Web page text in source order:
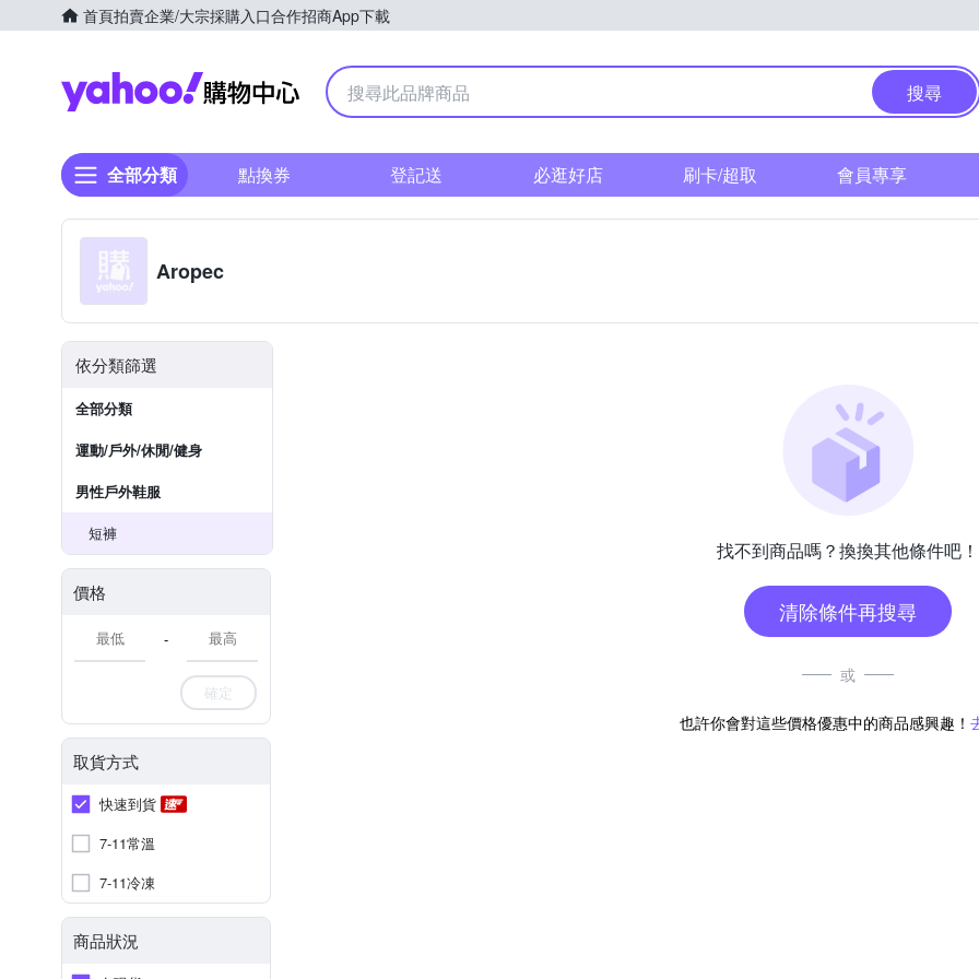
首頁拍賣企業/大宗採購入口合作招商App下載
Yahoo購物中心
搜尋
全部分類 點換券 登記送 必逛好店 刷卡/超取 會員專享
Aropec
依分類篩選
全部分類
運動/戶外/休閒/健身
男性戶外鞋服
短褲
價格
-
確定
取貨方式
快速到貨
7-11常溫
7-11冷凍
商品狀況
找不到商品嗎？換換其他條件吧！
清除條件再搜尋
或
也許你會對這些價格優惠中的商品感興趣！